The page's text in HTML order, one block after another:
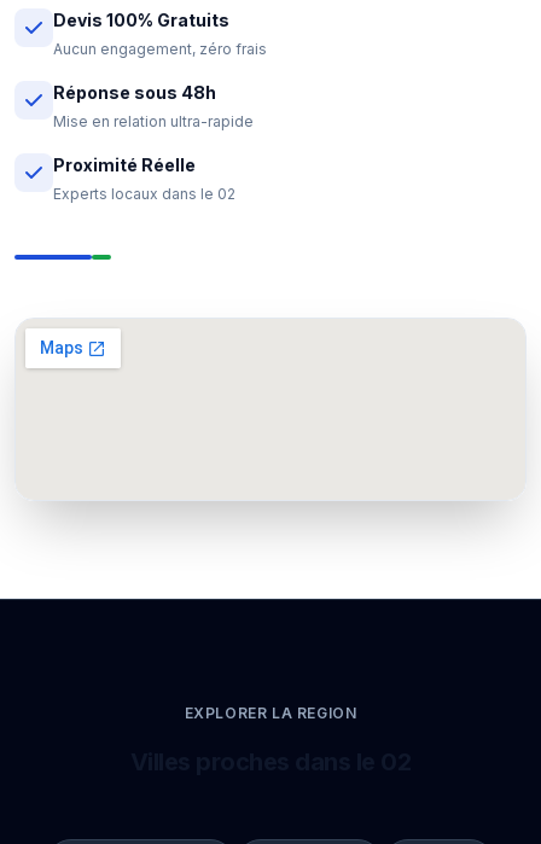
Devis 100% Gratuits
Aucun engagement, zéro frais
Réponse sous 48h
Mise en relation ultra-rapide
Proximité Réelle
Experts locaux dans le 02
EXPLORER LA REGION